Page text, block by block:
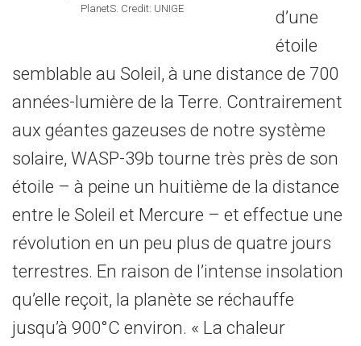
PlanetS. Credit: UNIGE
d’une
étoile
semblable au Soleil, à une distance de 700
années-lumière de la Terre. Contrairement
aux géantes gazeuses de notre système
solaire, WASP-39b tourne très près de son
étoile – à peine un huitième de la distance
entre le Soleil et Mercure – et effectue une
révolution en un peu plus de quatre jours
terrestres. En raison de l’intense insolation
qu’elle reçoit, la planète se réchauffe
jusqu’à 900°C environ. « La chaleur